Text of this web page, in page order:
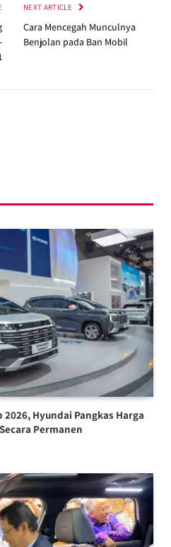
NEXT ARTICLE
Cara Mencegah Munculnya
Benjolan pada Ban Mobil
2026, Hyundai Pangkas Harga
Permanen